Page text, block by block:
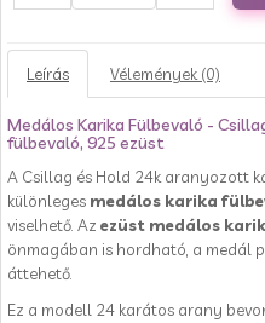
Leírás Vélemények (0)
Medálos Karika Fülbevaló -
fülbevaló, 925 ezüst
A Csillag és Hold 24k aranyozott
különleges medálos karika
viselhető. Az ezüst medálos
önmagában is hordható, a medál
áttehető.
Ez a modell 24 karátos arany